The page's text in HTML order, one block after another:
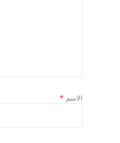
الاسم *